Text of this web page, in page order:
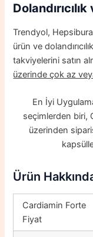
Trendyol,
ürün ve
takviyelerini satın
üzerinde çok az
En İyi
seçimlerden biri,
üzerinden
Ürün
Cardiamin Forte
Fiyat